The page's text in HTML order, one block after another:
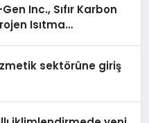
Inc., Sıfır Karbon
Isıtma
sektörüne giriş